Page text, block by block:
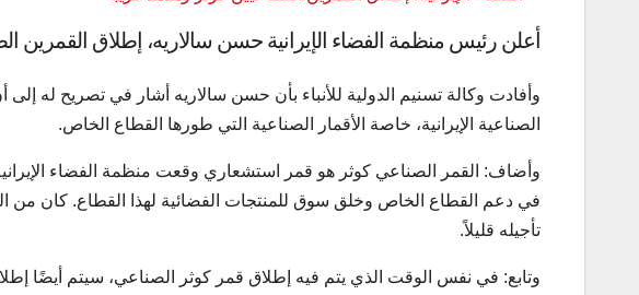
أعلن رئيس منظمة الفضاء الإيرانية حسن سالاريه، إطلاق القمرين
وأفادت وكالة تسنيم الدولية للأنباء بأن حسن سالاريه أشار في تصريح له إلى
الصناعية الإيرانية، خاصة الأقمار الصناعية التي طورها القطاع الخاص.
وأضاف: القمر الصناعي كوثر هو قمر استشعاري وقعت منظمة الفضاء
في دعم القطاع الخاص وخلق سوق للمنتجات الفضائية لهذا القطاع. كان من
تأجيله قليلاً.
وتابع: في نفس الوقت الذي يتم فيه إطلاق قمر كوثر الصناعي، سيتم أيضًا